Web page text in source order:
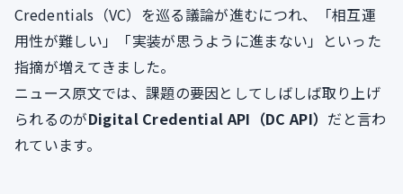
Credentials（VC）を巡る議論が進むにつれ、「相互運
用性が難しい」「実装が思うように進まない」といった
指摘が増えてきました。
ニュース原文では、課題の要因としてしばしば取り上げ
られるのがDigital Credential API（DC API） だと言わ
れています。